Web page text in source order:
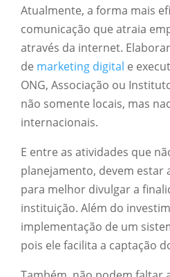
Atualmente, a forma mais
comunicação que atraia
através da internet.
de marketing digital e
ONG, Associação ou
não somente locais, mas
internacionais.
E entre as atividades que
planejamento, devem estar
para melhor divulgar a
instituição. Além do
implementação de um
pois ele facilita a captação